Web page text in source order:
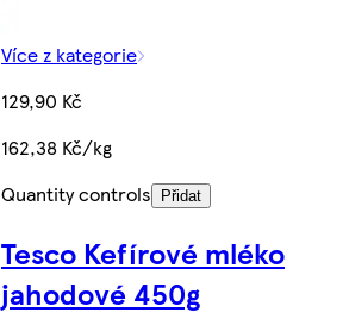
Více z kategorie
129,90 Kč
162,38 Kč/kg
Quantity controls
Přidat
Tesco Kefírové mléko
jahodové 450g